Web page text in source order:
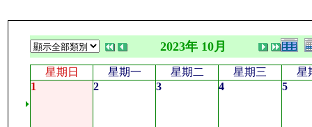
2023年 10月
星期日 星期一 星期二 星期三
星
1
2 3 4 5